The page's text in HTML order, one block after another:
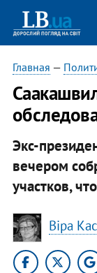
Главная —
Экс-
вечером
участков,
Віра